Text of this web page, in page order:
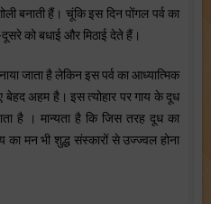
बनाती हैं। चूंकि इस दिन पोंगल पर्व का
को बधाई और मिठाई देते हैं।
जाता है लेकिन इस पर्व का आध्यात्मिक
बेहद अहम है। इस त्योहार पर गाय के दूध
है । मान्यता है कि जिस तरह दूध का
मन भी शुद्ध संस्कारों से उज्ज्वल होना